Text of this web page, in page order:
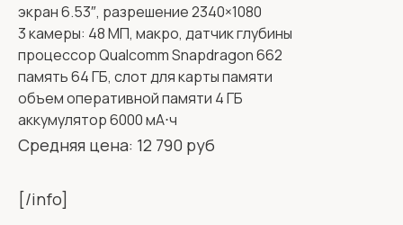
экран 6.53″, разрешение 2340×1080
3 камеры: 48 МП, макро, датчик глубины
процессор Qualcomm Snapdragon 662
память 64 ГБ, слот для карты памяти
объем оперативной памяти 4 ГБ
аккумулятор 6000 мА⋅ч
Средняя цена: 12 790 руб
[/info]